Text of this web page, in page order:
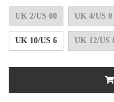
UK 2/US 00 UK 4/US 0
UK 10/US 6 UK 12/US